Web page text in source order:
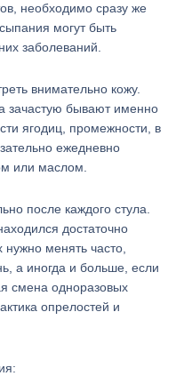
необходимо сразу же
могут быть
заболеваний.
внимательно кожу.
зачастую бывают именно
ягодиц, промежности, в
ежедневно
или маслом.
после каждого стула.
достаточно
нужно менять часто,
а иногда и больше, если
смена одноразовых
опрелостей и